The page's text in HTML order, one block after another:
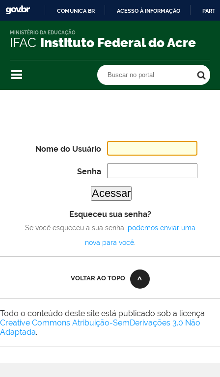
O
COMUNICA BR ACESSO À INFORMAÇÃO
IFAC Instituto Federal do Acre
MINISTÉRIO DA EDUCAÇÃO
Buscar no portal
Nome do Usuário
Senha
Esqueceu sua senha?
Se você esqueceu a sua senha, podemos enviar uma
nova para você.
VOLTAR AO TOPO
Todo o conteúdo deste site está publicado sob a licença
Creative Commons Atribuição-SemDerivações 3.0 Não
Adaptada.